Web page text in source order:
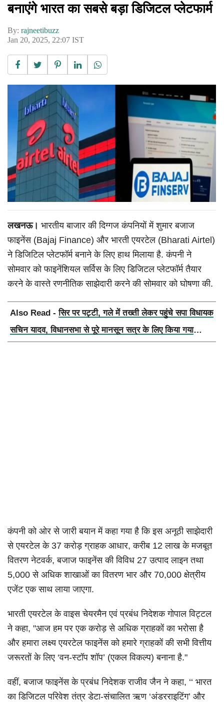
बनाएंगे भारत का सबसे बड़ा डिजिटल प्लेटफार्म
By: rajneetibuzz
Jan 20, 2025, 22:07 IST
लखनऊ। भारतीय बाजार की दिग्गज कंपनियों में शुमार बजाज
फाइनेंस (Bajaj Finance) और भारती एयरटेल (Bharati Airtel)
ने डिजिटिल प्लेटफॉर्म बनाने के लिए हाथ मिलाया है. कंपनी ने
सोमवार को फाइनेंशियल सर्विस के लिए डिजिटल प्लेटफॉर्म तैयार
करने के वास्ते रणनीतिक साझेदारी करने की सोमवार को घोषणा की.
Also Read -सिर पर पट्टी, गले में तख्ती लेकर पहुंचे सपा विधायक
सचिन यादव, विधानसभा से पूरे मानसून सत्र के लिए किया गया
कंपनी को ओर से जारी बयान में कहा गया है कि इस अनूठी साझेदारी
से एयरटेल के 37 करोड़ ग्राहक आधार, करीब 12 लाख के मजबूत
वितरण नेटवर्क, बजाज फाइनेंस की विविध 27 उत्पाद लाइन तथा
5,000 से अधिक शाखाओं का वितरण भार और 70,000 क्षेत्रीय
एजेंट एक साथ लाया जाएगा.
भारती एयरटेल के वाइस चेयरमैन एवं प्रबंध निदेशक गोपाल विट्टल
ने कहा, "आज हम पर एक करोड़ से अधिक ग्राहकों का भरोसा है
और हमारा लक्ष्य एयरटेल फाइनेंस को हमारे ग्राहकों की सभी वित्तीय
जरूरतों के लिए ‘वन-स्टॉप शॉप’ (एकल विकल्प) बनाना है."
वहीं, बजाज फाइनेंस के प्रबंध निदेशक राजीव जैन ने कहा, ‘‘ भारत
का डिजिटल परिवेश तंत्र डेटा-संचालित ऋण ‘अंडरराइटिंग’ और